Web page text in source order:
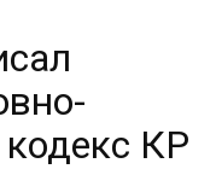
КР